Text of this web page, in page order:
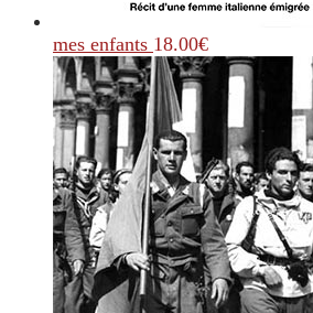
mes enfants 18.00€